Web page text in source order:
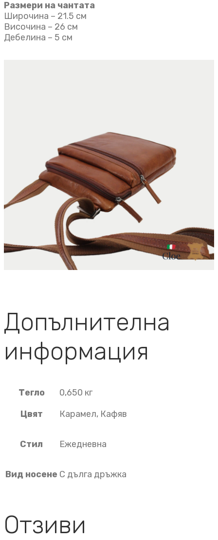
Размери на чантата
Широчина – 21.5 см
Височина – 26 см
Дебелина – 5 см
Допълнителна
информация
Тегло
0,650 кг
Цвят
Карамел, Кафяв
Стил Ежедневна
Вид носене С дълга дръжка
Отзиви